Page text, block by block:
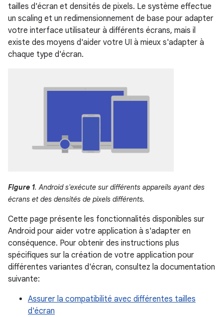
tailles d'écran et densités de pixels. Le système effectue
un scaling et un redimensionnement de base pour adapter
votre interface utilisateur à différents écrans, mais il
existe des moyens d'aider votre UI à mieux s'adapter à
chaque type d'écran.
Figure 1. Android s'exécute sur différents appareils ayant des
écrans et des densités de pixels différents.
Cette page présente les fonctionnalités disponibles sur
Android pour aider votre application à s'adapter en
conséquence. Pour obtenir des instructions plus
spécifiques sur la création de votre application pour
différentes variantes d'écran, consultez la documentation
suivante:
Assurer la compatibilité avec différentes tailles
d'écran